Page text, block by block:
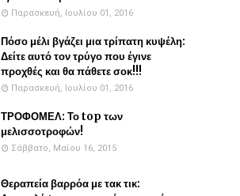
Παρασκευή, Ιουλίου 01, 2016
Πόσο μέλι βγάζει μια τρίπατη κυψέλη:
Δείτε αυτό τον τρύγο που έγινε
προχθές και θα πάθετε σοκ!!!
Παρασκευή, Ιουλίου 01, 2016
ΤΡΟΦΟΜΕΛ: Το top των
μελισσοτροφών!
Σάββατο, Μαΐου 16, 2015
Θεραπεία βαρρόα με τακ τικ: